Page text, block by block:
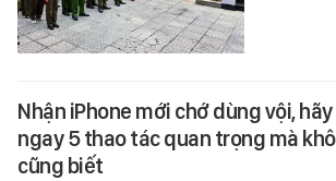
Nhận iPhone mới chớ dùng vội,
ngay 5 thao tác quan trọng mà
cũng biết